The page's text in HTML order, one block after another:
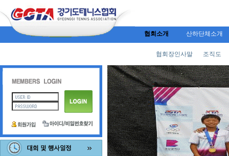
협회소개 산하단체소개
협회장인사말 조직도